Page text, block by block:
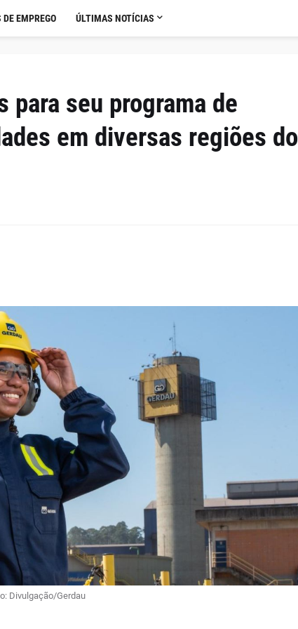
DE EMPREGO ÚLTIMAS NOTÍCIAS
para seu programa de
em diversas regiões do
Divulgação/Gerdau